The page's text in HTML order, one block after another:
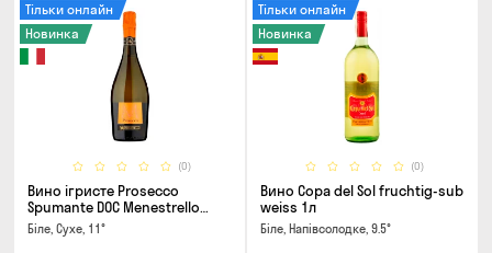
(0)
Тільки онлайн
Новинка
Вино ігристе Prosecco
Spumante DOC Menestrello
0.75л
Біле, Сухе, 11°
(0)
Тільки онлайн
Новинка
Вино Copa del Sol fruchtig-sub
weiss 1л
Біле, Напівсолодке, 9.5°